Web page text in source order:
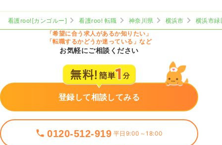
看護roo![カンゴルー] 看護roo! 転職 神奈川県 横浜市
横浜市緑
「希望に合う求人があるか知りたい」
「転職するかどうか迷っている」など
お気軽にご相談ください
登録して相談してみる
0120-512-919 平日9:00～18:00